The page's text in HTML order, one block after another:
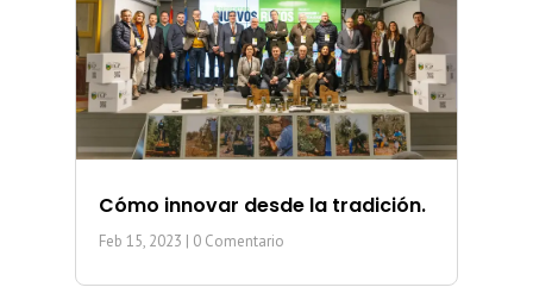
Cómo innovar desde la tradición.
Feb 15, 2023 | 0 Comentario